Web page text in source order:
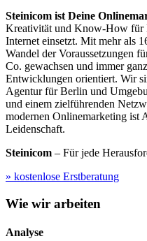
Steinicom ist Deine
Kreativität und Know-How für
Internet einsetzt. Mit mehr als
Wandel der Voraussetzungen
Co. gewachsen und immer
Entwicklungen orientiert. Wir
Agentur für Berlin und
und einem zielführenden
modernen Onlinemarketing ist
Leidenschaft.
Steinicom – Für jede
» kostenlose Erstberatung
Wie wir arbeiten
Analyse